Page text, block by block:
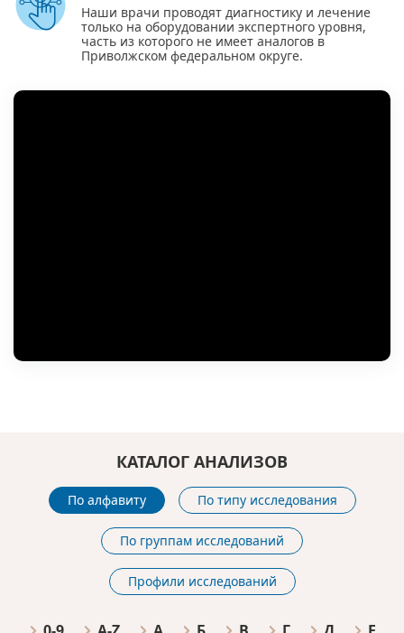
Наши врачи проводят диагностику и лечение
только на оборудовании экспертного уровня,
часть из которого не имеет аналогов в
Приволжском федеральном округе.
КАТАЛОГ АНАЛИЗОВ
По алфавиту По типу исследования
По группам исследований
Профили исследований